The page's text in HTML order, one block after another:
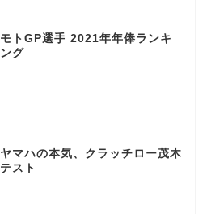
モトGP選手 2021年年俸ランキ
ング
ヤマハの本気、クラッチロー茂木
テスト